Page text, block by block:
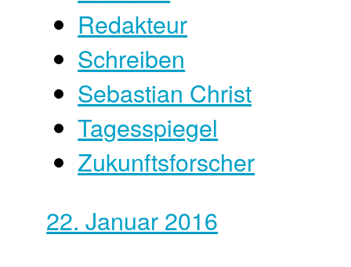
Redakteur
Schreiben
Sebastian Christ
Tagesspiegel
Zukunftsforscher
22. Januar 2016